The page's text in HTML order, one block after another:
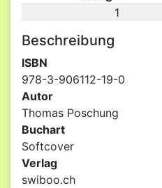
1
Beschreibung
ISBN
978-3-906112-19-0
Autor
Thomas Poschung
Buchart
Softcover
Verlag
swiboo.ch